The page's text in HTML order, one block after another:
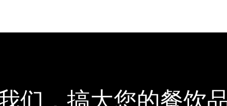
们，搞大您的餐饮